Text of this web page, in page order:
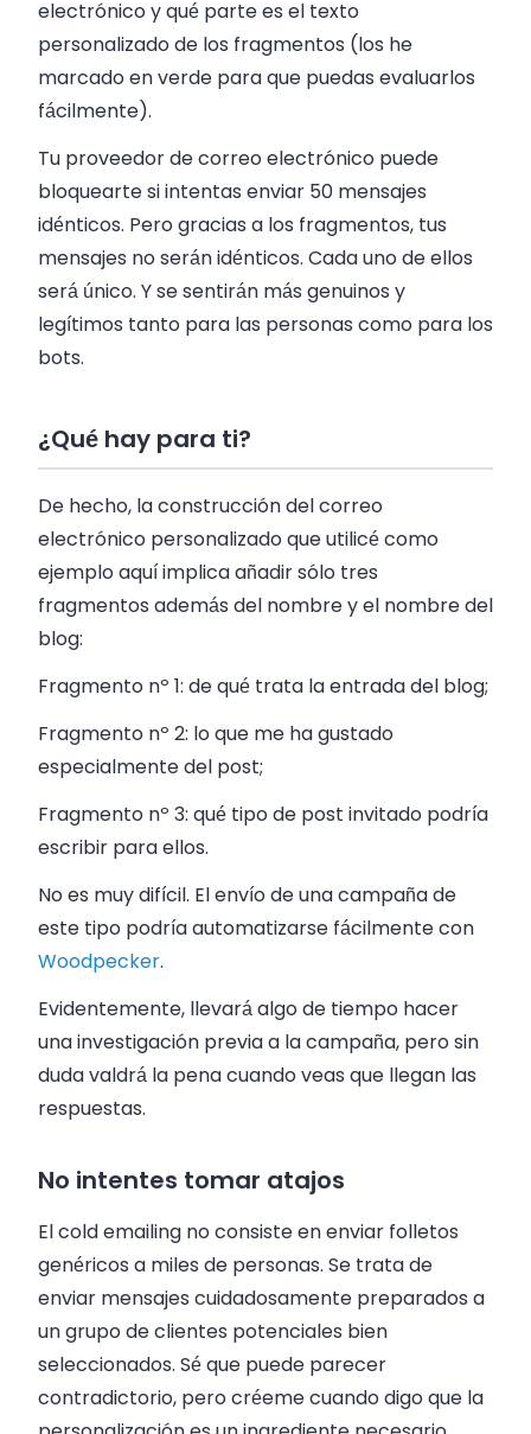
electrónico y qué parte es el texto
personalizado de los fragmentos (los he
marcado en verde para que puedas evaluarlos
fácilmente).
Tu proveedor de correo electrónico puede
bloquearte si intentas enviar 50 mensajes
idénticos. Pero gracias a los fragmentos, tus
mensajes no serán idénticos. Cada uno de ellos
será único. Y se sentirán más genuinos y
legítimos tanto para las personas como para los
bots.
¿Qué hay para ti?
De hecho, la construcción del correo
electrónico personalizado que utilicé como
ejemplo aquí implica añadir sólo tres
fragmentos además del nombre y el nombre del
blog:
Fragmento nº 1: de qué trata la entrada del blog;
Fragmento nº 2: lo que me ha gustado
especialmente del post;
Fragmento nº 3: qué tipo de post invitado podría
escribir para ellos.
No es muy difícil. El envío de una campaña de
este tipo podría automatizarse fácilmente con
Woodpecker.
Evidentemente, llevará algo de tiempo hacer
una investigación previa a la campaña, pero sin
duda valdrá la pena cuando veas que llegan las
respuestas.
No intentes tomar atajos
El cold emailing no consiste en enviar folletos
genéricos a miles de personas. Se trata de
enviar mensajes cuidadosamente preparados a
un grupo de clientes potenciales bien
seleccionados. Sé que puede parecer
contradictorio, pero créeme cuando digo que la